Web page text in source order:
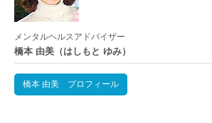
メンタルヘルスアドバイザー
橋本 由美（はしもと ゆみ）
橋本 由美 プロフィール